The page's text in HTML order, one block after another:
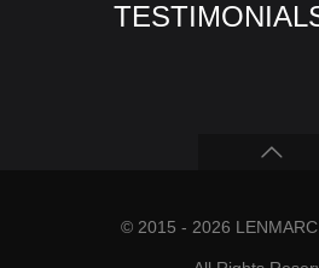
© 2015 - 2026